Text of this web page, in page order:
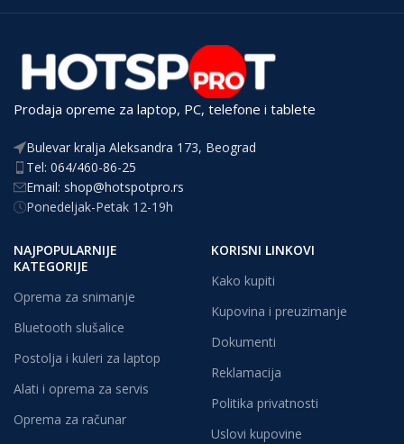
Prodaja opreme za laptop, PC, telefone i tablete
Bulevar kralja Aleksandra 173, Beograd
Tel: 064/460-86-25
Email: shop@hotspotpro.rs
Ponedeljak-Petak 12-19h
NAJPOPULARNIJE
KATEGORIJE
Oprema za snimanje
Bluetooth slušalice
Postolja i kuleri za laptop
Alati i oprema za servis
Oprema za računar
KORISNI LINKOVI
Kako kupiti
Kupovina i preuzimanje
Dokumenti
Reklamacija
Politika privatnosti
Uslovi kupovine